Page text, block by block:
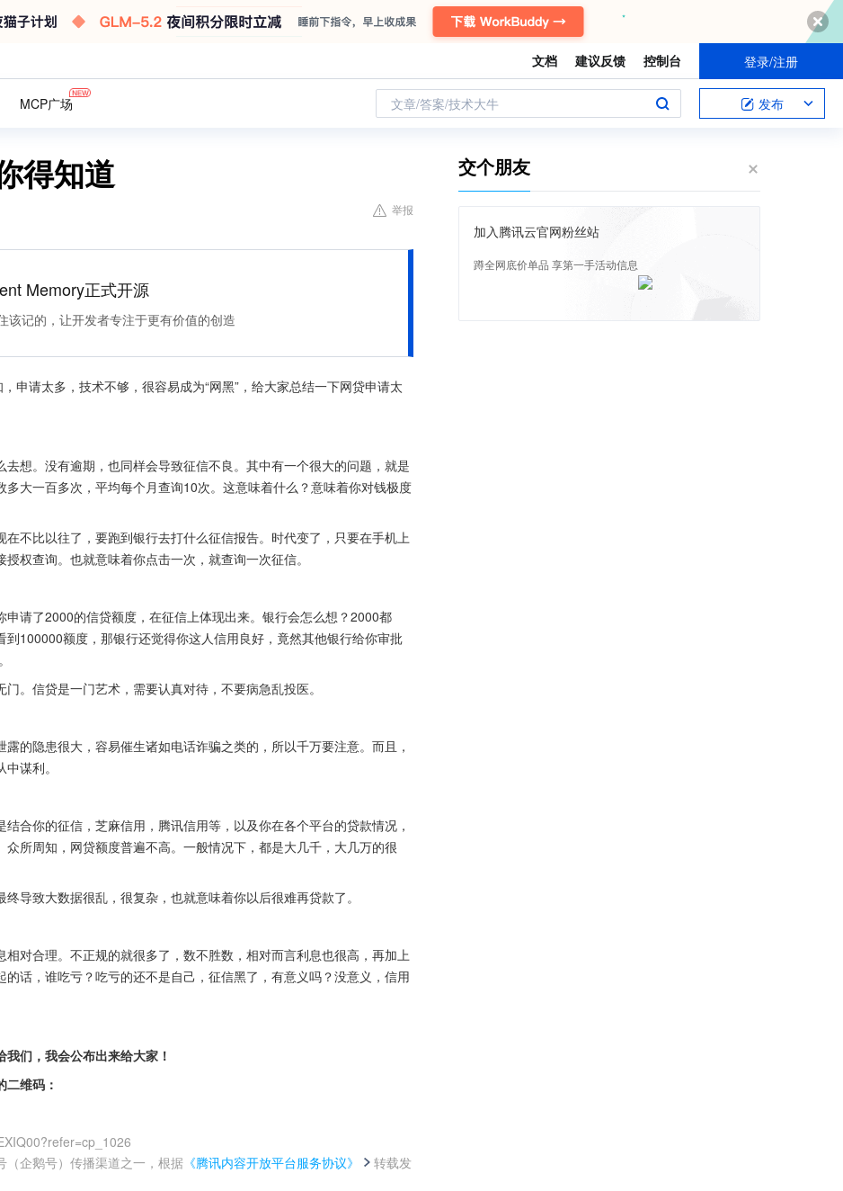
文档 建议反馈 控制台 登录/注册
MCP广场 文章/答案/技术大牛 发布
得知道
举报
Memory正式开源
该记的，让开发者专注于更有价值的创造
申请太多，技术不够，很容易成为“网黑”，给大家总结一下网贷申请太
想。没有逾期，也同样会导致征信不良。其中有一个很大的问题，就是
大一百多次，平均每个月查询10次。这意味着什么？意味着你对钱极度
不比以往了，要跑到银行去打什么征信报告。时代变了，只要在手机上
权查询。也就意味着你点击一次，就查询一次征信。
请了2000的信贷额度，在征信上体现出来。银行会怎么想？2000都
100000额度，那银行还觉得你这人信用良好，竟然其他银行给你审批
。信贷是一门艺术，需要认真对待，不要病急乱投医。
的隐患很大，容易催生诸如电话诈骗之类的，所以千万要注意。而且，
谋利。
合你的征信，芝麻信用，腾讯信用等，以及你在各个平台的贷款情况，
所周知，网贷额度普遍不高。一般情况下，都是大几千，大几万的很
导致大数据很乱，很复杂，也就意味着你以后很难再贷款了。
对合理。不正规的就很多了，数不胜数，相对而言利息也很高，再加上
话，谁吃亏？吃亏的还不是自己，征信黑了，有意义吗？没意义，信用
们，我会公布出来给大家！
维码：
（企鹅号）传播渠道之一，根据 《腾讯内容开放平台服务协议》
转载发
交个朋友
加入腾讯云官网粉丝站
蹲全网底价单品 享第一手活动信息